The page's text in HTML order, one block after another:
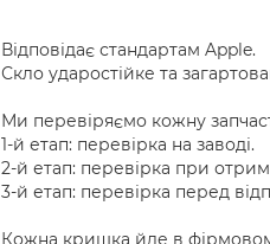
Відповідає стандартам Apple.
Скло ударостійке та
Ми перевіряємо кожну
1-й етап: перевірка на заводі.
2-й етап: перевірка при
3-й етап: перевірка перед
Кожна кришка йде в